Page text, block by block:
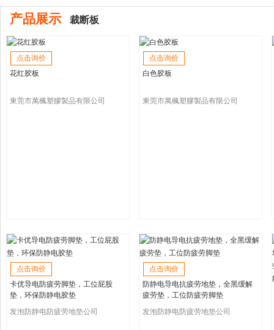
产品展示 裁断板
点击询价
花红胶板
東莞市萬楓塑膠製品有限公司
点击询价
白色胶板
東莞市萬楓塑膠製品有限公司
点击询价
卡优导电防疲劳脚垫，工位屁股
垫，环保防静电胶垫
发泡防静电防疲劳地垫公司
点击询价
防静电导电抗疲劳地垫，全黑缓解
疲劳垫，工位防疲劳脚垫
发泡防静电防疲劳地垫公司